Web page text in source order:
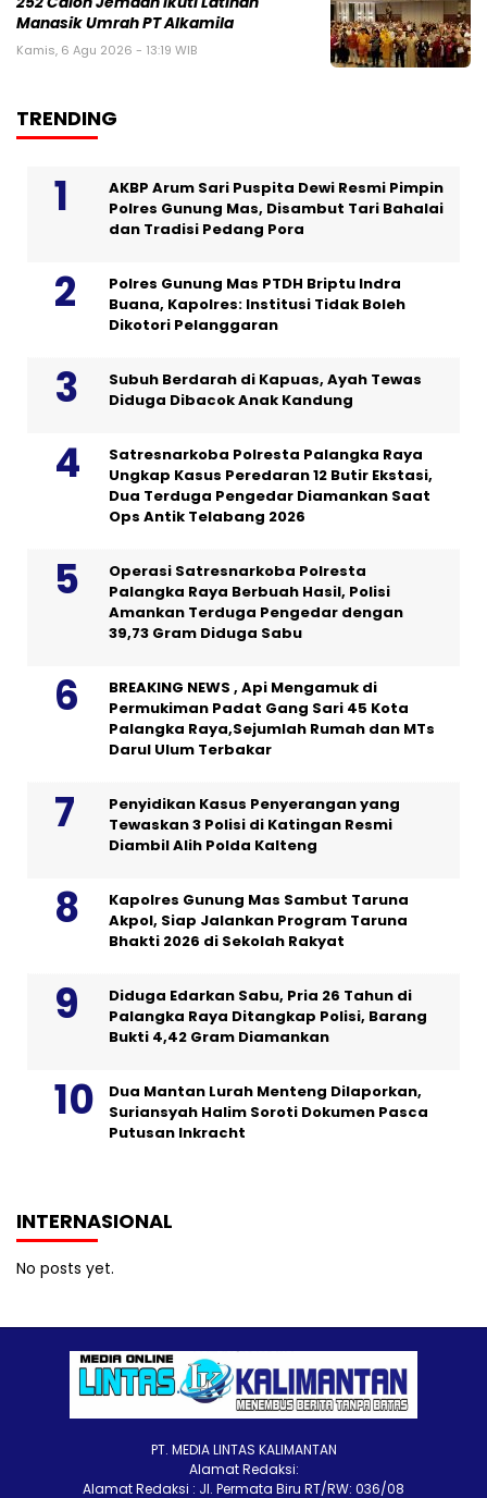
Manasik Umrah PT Alkamila
Kamis, 6 Agu 2026 - 13:19 WIB
TRENDING
AKBP Arum Sari Puspita Dewi Resmi Pimpin
Polres Gunung Mas, Disambut Tari Bahalai
dan Tradisi Pedang Pora
Polres Gunung Mas PTDH Briptu Indra
Buana, Kapolres: Institusi Tidak Boleh
Dikotori Pelanggaran
Subuh Berdarah di Kapuas, Ayah Tewas
Diduga Dibacok Anak Kandung
Satresnarkoba Polresta Palangka Raya
Ungkap Kasus Peredaran 12 Butir Ekstasi,
Dua Terduga Pengedar Diamankan Saat
Ops Antik Telabang 2026
Operasi Satresnarkoba Polresta
Palangka Raya Berbuah Hasil, Polisi
Amankan Terduga Pengedar dengan
39,73 Gram Diduga Sabu
BREAKING NEWS , Api Mengamuk di
Permukiman Padat Gang Sari 45 Kota
Palangka Raya,Sejumlah Rumah dan MTs
Darul Ulum Terbakar
Penyidikan Kasus Penyerangan yang
Tewaskan 3 Polisi di Katingan Resmi
Diambil Alih Polda Kalteng
Kapolres Gunung Mas Sambut Taruna
Akpol, Siap Jalankan Program Taruna
Bhakti 2026 di Sekolah Rakyat
Diduga Edarkan Sabu, Pria 26 Tahun di
Palangka Raya Ditangkap Polisi, Barang
Bukti 4,42 Gram Diamankan
Dua Mantan Lurah Menteng Dilaporkan,
Suriansyah Halim Soroti Dokumen Pasca
Putusan Inkracht
INTERNASIONAL
No posts yet.
PT. MEDIA LINTAS KALIMANTAN
Alamat Redaksi:
Alamat Redaksi : Jl. Permata Biru RT/RW: 036/08